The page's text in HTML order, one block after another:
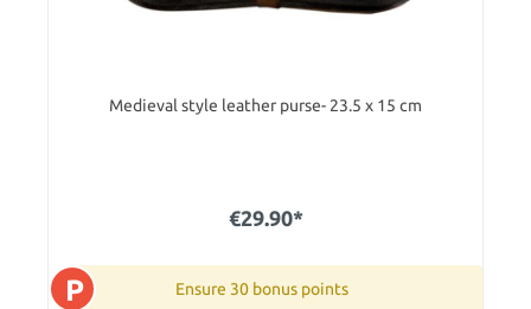
Medieval style leather purse- 23.5 x 15 cm
€29.90*
P Ensure 30 bonus points